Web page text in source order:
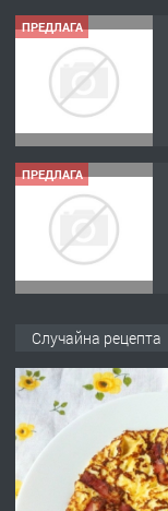
ПРЕДЛАГА
ПРЕДЛАГА
Случайна рецепта